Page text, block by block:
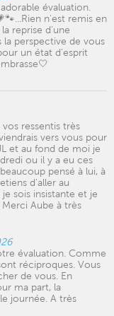
évaluation.
n'est remis en
reprise d'une
la perspective de vous
un état d'esprit
ressentis très
vers vous pour
et au fond de moi je
ou il y a eu ces
pensé à lui, à
d'aller au
sois insistante et je
Merci Aube à très
évaluation. Comme
réciproques. Vous
de vous. En
ma part, la
journée. A très